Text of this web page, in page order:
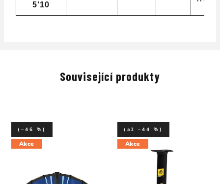
5'10
Související produkty
Akce
(–46 %)
Akce
(až –44 %)